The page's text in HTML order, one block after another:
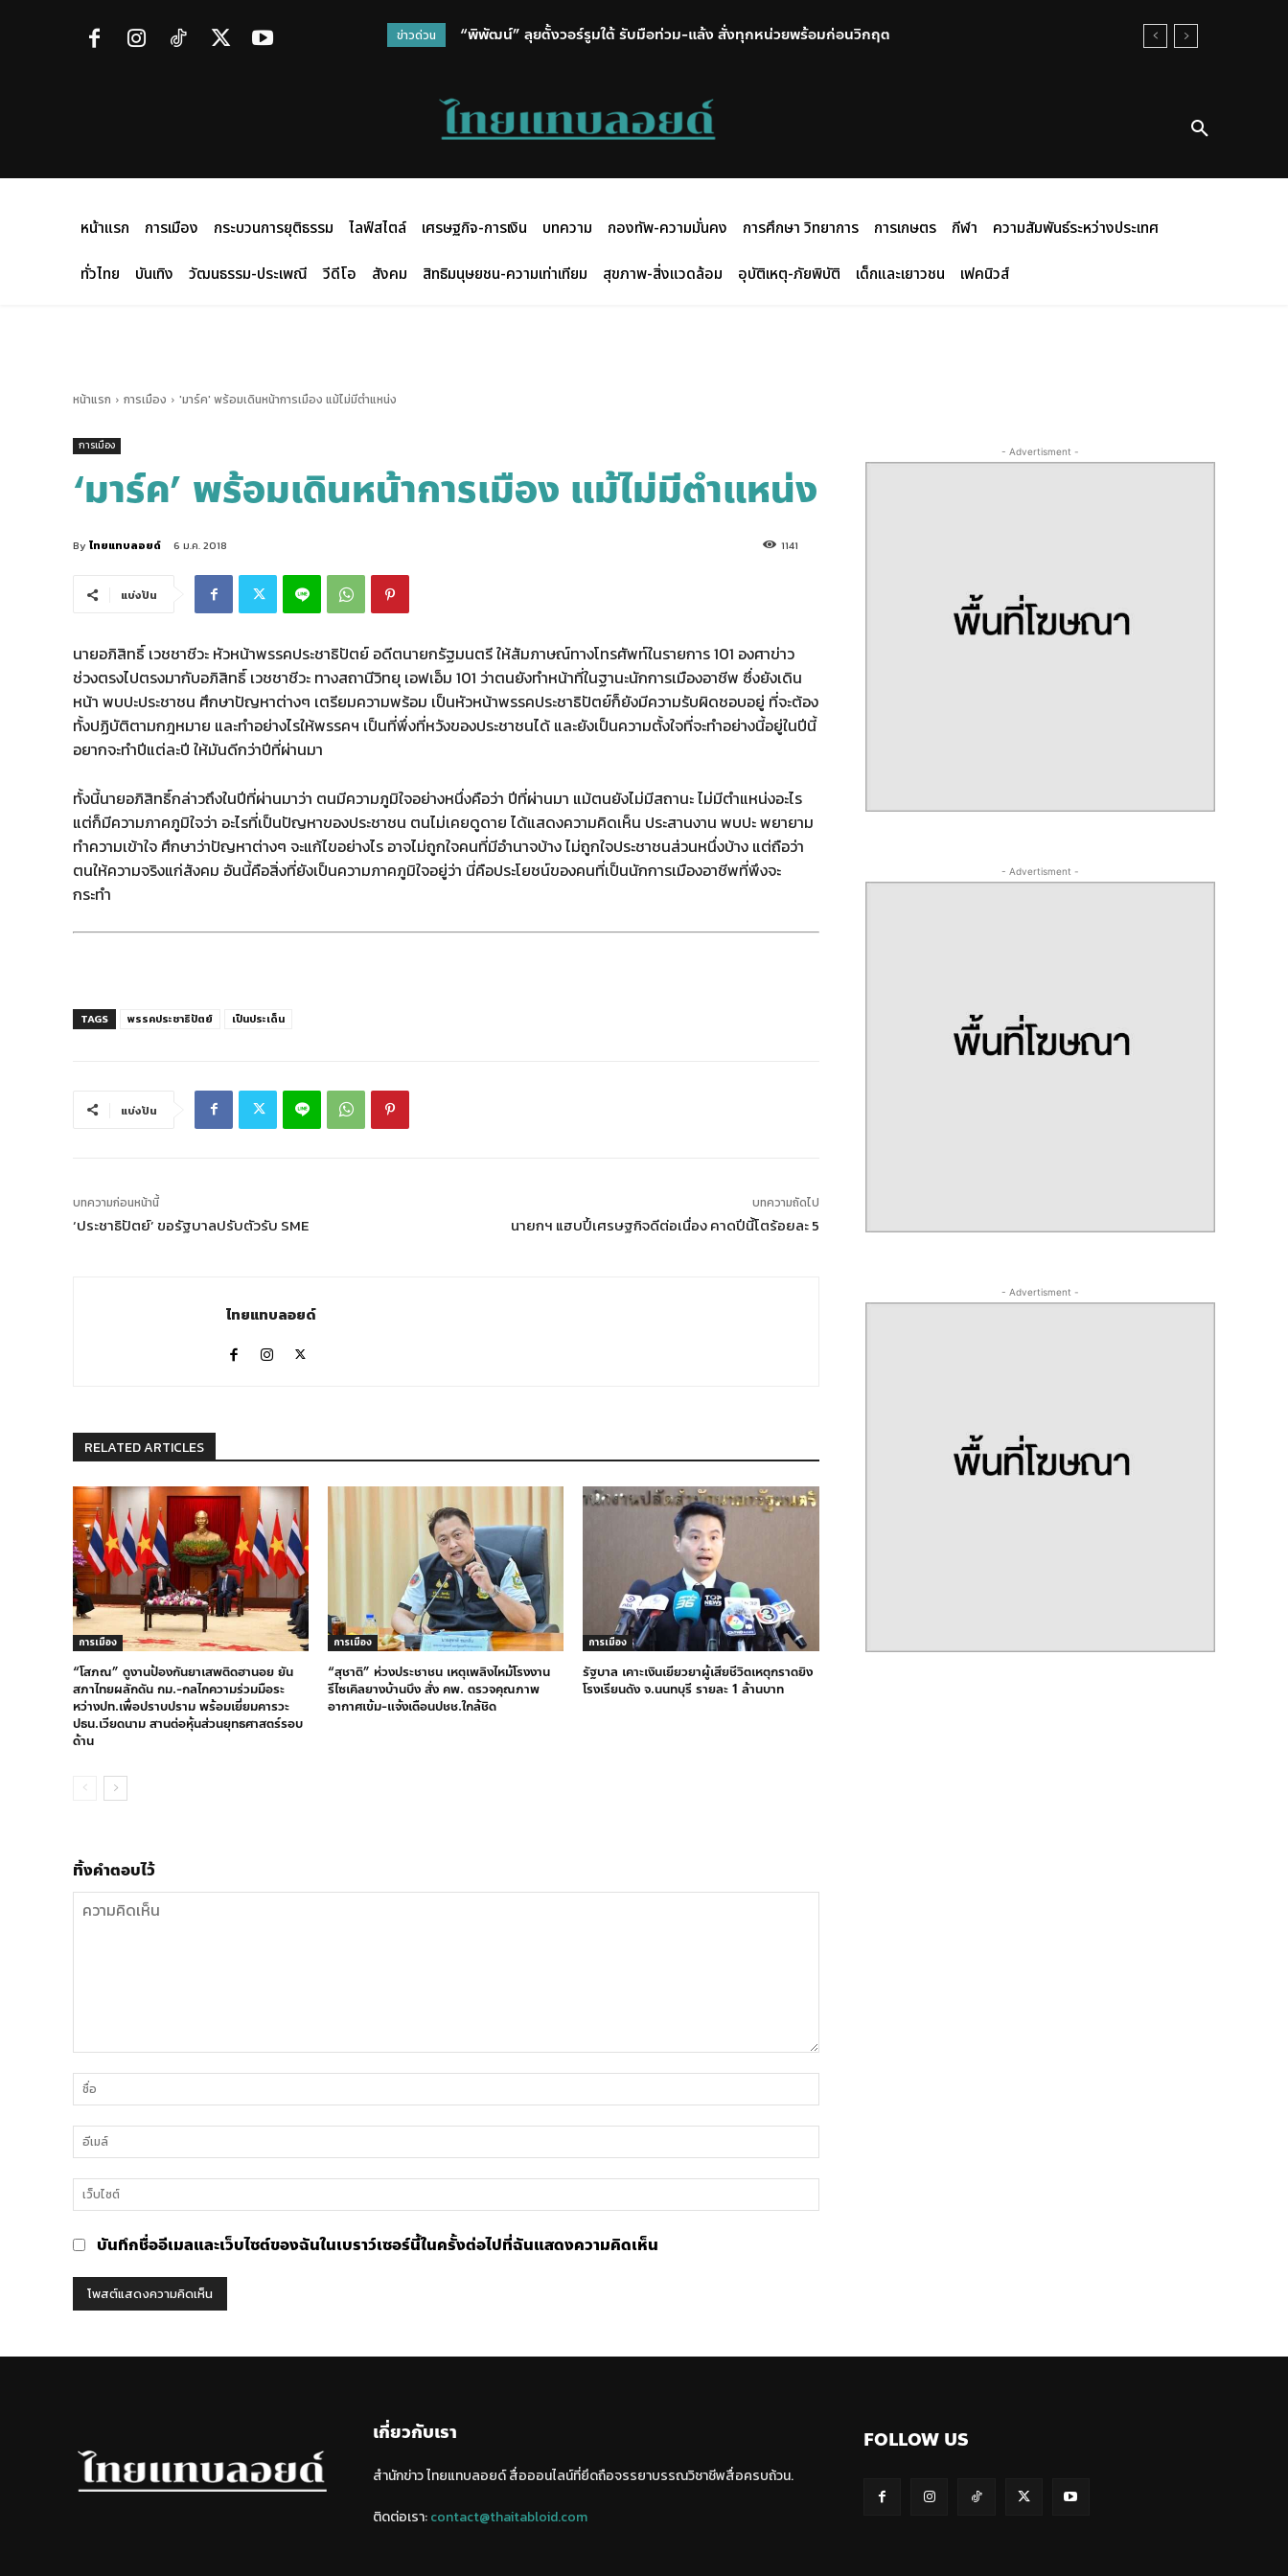
ข่าวด่วน “พิพัฒน์” ลุยตั้งวอร์รูมใต้ รับมือท่วม-แล้ง สั่งทุกหน่วยพร้อมก่อนวิกฤต
หน้าแรก การเมือง กระบวนการยุติธรรม ไลฟ์สไตล์ เศรษฐกิจ-การเงิน บทความ กองทัพ-ความมั่นคง การศึกษา วิทยาการ การเกษตร กีฬา
ความสัมพันธ์ระหว่างประเทศ
ทั่วไทย
บันเทิง วัฒนธรรม-ประเพณี วีดีโอ สังคม สิทธิมนุษยชน-ความเท่าเทียม สุขภาพ-สิ่งแวดล้อม อุบัติเหตุ-ภัยพิบัติ เด็กและเยาวชน เฟคนิวส์
หน้าแรก การเมือง 'มาร์ค' พร้อมเดินหน้าการเมือง แม้ไม่มีตำแหน่ง
การเมือง
‘มาร์ค’ พร้อมเดินหน้าการเมือง แม้ไม่มีตำแหน่ง
By ไทยแทบลอยด์ 6 ม.ค. 2018 1141
แบ่งปัน
นายอภิสิทธิ์ เวชชาชีวะ หัวหน้าพรรคประชาธิปัตย์ อดีตนายกรัฐมนตรี ให้สัมภาษณ์ทางโทรศัพท์ในรายการ 101 องศาข่าว
ช่วงตรงไปตรงมากับอภิสิทธิ์ เวชชาชีวะ ทางสถานีวิทยุ เอฟเอ็ม 101 ว่าตนยังทำหน้าที่ในฐานะนักการเมืองอาชีพ ซึ่งยังเดิน
หน้า พบปะประชาชน ศึกษาปัญหาต่างๆ เตรียมความพร้อม เป็นหัวหน้าพรรคประชาธิปัตย์ก็ยังมีความรับผิดชอบอยู่ ที่จะต้อง
ทั้งปฏิบัติตามกฎหมาย และทำอย่างไรให้พรรคฯ เป็นที่พึ่งที่หวังของประชาชนได้ และยังเป็นความตั้งใจที่จะทำอย่างนี้อยู่ในปีนี้
อยากจะทำปีแต่ละปี ให้มันดีกว่าปีที่ผ่านมา
ทั้งนี้นายอภิสิทธิ์กล่าวถึงในปีที่ผ่านมาว่า ตนมีความภูมิใจอย่างหนึ่งคือว่า ปีที่ผ่านมา แม้ตนยังไม่มีสถานะ ไม่มีตำแหน่งอะไร
แต่ก็มีความภาคภูมิใจว่า อะไรที่เป็นปัญหาของประชาชน ตนไม่เคยดูดาย ได้แสดงความคิดเห็น ประสานงาน พบปะ พยายาม
ทำความเข้าใจ ศึกษาว่าปัญหาต่างๆ จะแก้ไขอย่างไร อาจไม่ถูกใจคนที่มีอำนาจบ้าง ไม่ถูกใจประชาชนส่วนหนึ่งบ้าง แต่ถือว่า
ตนให้ความจริงแก่สังคม อันนี้คือสิ่งที่ยังเป็นความภาคภูมิใจอยู่ว่า นี่คือประโยชน์ของคนที่เป็นนักการเมืองอาชีพที่พึงจะ
กระทำ
TAGS พรรคประชาธิปัตย์ เป็นประเด็น
แบ่งปัน
บทความก่อนหน้านี้
‘ประชาธิปัตย์’ ขอรัฐบาลปรับตัวรับ SME
บทความถัดไป
นายกฯ แฮบปี้เศรษฐกิจดีต่อเนื่อง คาดปีนี้โตร้อยละ 5
ไทยแทบลอยด์
RELATED ARTICLES
การเมือง
“โสภณ” ดูงานป้องกันยาเสพติดฮานอย ยัน
สภาไทยผลักดัน กม.-กลไกความร่วมมือระ
หว่างปท.เพื่อปราบปราม พร้อมเยี่ยมคารวะ
ปธน.เวียดนาม สานต่อหุ้นส่วนยุทธศาสตร์รอบ
ด้าน
การเมือง
“สุชาติ” ห่วงประชาชน เหตุเพลิงไหม้โรงงาน
รีไซเคิลยางบ้านบึง สั่ง คพ. ตรวจคุณภาพ
อากาศเข้ม-แจ้งเตือนปชช.ใกล้ชิด
การเมือง
รัฐบาล เคาะเงินเยียวยาผู้เสียชีวิตเหตุกราดยิง
โรงเรียนดัง จ.นนทบุรี รายละ 1 ล้านบาท
ทิ้งคำตอบไว้
คิด
เห็น
บันทึกชื่ออีเมลและเว็บไซต์ของฉันในเบราว์เซอร์นี้ในครั้งต่อไปที่ฉันแสดงความคิดเห็น
- Advertisment -
- Advertisment -
- Advertisment -
เกี่ยวกับเรา
สำนักข่าว ไทยแทบลอยด์ สื่อออนไลน์ที่ยึดถือจรรยาบรรณวิชาชีพสื่อครบถ้วน.
ติดต่อเรา:contact@thaitabloid.com
FOLLOW US